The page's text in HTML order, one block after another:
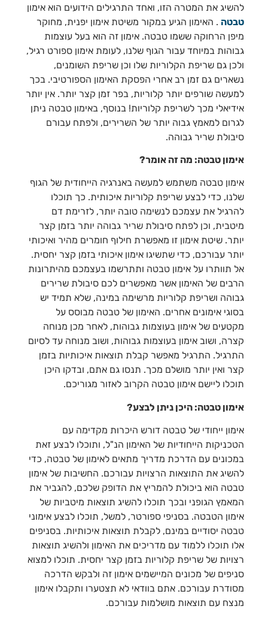
להשיג את המטרה הזו, ואחד התרגילים הידועים הוא אימון
טבטה . האימון הגיע במקור משיטת אימון יפנית, מחוקר
מיפן הרחוקה ששמו טבטה. אימון זה הוא בעל עוצמות
גבוהות במיוחד עבור הגוף שלנו, לעומת אימון ספורט רגיל,
ולכן גם שריפת הקלוריות שלו וכן שריפת השומנים,
נשארים גם זמן רב אחרי הפסקת האימון הספורטיבי. בכך
למעשה שורפים יותר קלוריות, בפר זמן קצר יותר. אין יותר
אידיאלי מכך לשריפת קלוריות! בנוסף, באימון טבטה ניתן
לגרום למאמץ גבוה יותר של השרירים, ולפתח עבורם
סיבולת שריר גבוהה.
אימון טבטה: מה זה אומר?
אימון טבטה משתמש למעשה באנרגיה הייחודית של הגוף
שלנו, כדי לבצע שריפת קלוריות איכותית. כך תוכלו
להרגיל את עצמכם לנשימה טובה יותר, לזרימת דם
מיטבית, וכן לפתח סיבולת שריר גבוהה יותר בזמן קצר
יותר. שיטת אימון זו מאפשרת חילוף חומרים מהיר ואיכותי
יותר עבורכם, כדי שתשיגו אימון איכותי בזמן קצר יחסית.
אל תוותרו על אימון טבטה ותתרשמו בעצמכם מהיתרונות
הרבים של האימון אשר מאפשרים לכם סיבולת שרירים
גבוהה ושריפת קלוריות מרשימה במינה, שלא תמיד יש
בסוגי אימונים אחרים. האימון של טבטה מבוסס על
מקטעים של אימון בעוצמות גבוהות, לאחר מכן מנוחה
קצרה, ושוב אימון בעוצמות גבוהות, ושוב מנוחה עד לסיום
התרגיל. התרגיל מאפשר קבלת תוצאות איכותיות בזמן
קצר ואין יותר מושלם מכך. תנסו גם אתם, ובדקו היכן
תוכלו ליישם אימון טבטה הקרוב לאזור מגוריכם.
אימון טבטה: היכן ניתן לבצע?
אימון ייחודי של טבטה דורש היכרות מקדימה עם
הטכניקות הייחודיות של האימון הנ"ל, ותוכלו לבצע זאת
במכונים עם הדרכת מדריך מתאים לאימון של טבטה, כדי
להשיג את התוצאות הרצויות עבורכם. החשיבות של אימון
טבטה הוא ביכולת להמריץ את הדופק שלכם, להגביר את
המאמץ הגופני ובכך תוכלו להשיג תוצאות מיטביות של
אימון הטבטה. בסניפי ספורטר, למשל, תוכלו לבצע אימוני
טבטה יסודיים במינם, לקבלת תוצאות איכותיות. בסניפים
אלו תוכלו ללמוד עם מדריכים את האימון ולהשיג תוצאות
רצויות של שריפת קלוריות בזמן קצר יחסית. תוכלו למצוא
סניפים של מכונים המיישמים אימון זה ולבקש הדרכה
מסודרת עבורכם. אתם בוודאי לא תצטערו ותקבלו אימון
מנצח עם תוצאות מושלמות עבורכם.